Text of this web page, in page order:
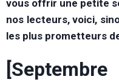
vous offrir une petite
nos lecteurs, voici,
les plus prometteurs